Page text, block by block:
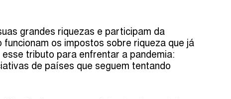
grandes riquezas e participam da
os impostos sobre riqueza que já
tributo para enfrentar a pandemia:
de países que seguem tentando